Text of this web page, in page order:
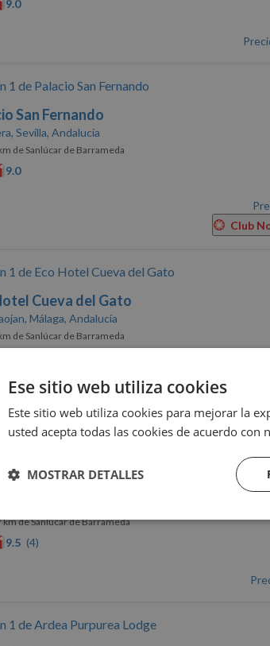
9.0
San Fernando
Sevilla, Andalucía
de Sanlúcar de Barrameda
9.0
Club
Cueva del Gato
Málaga, Andalucía
de Sanlúcar de Barrameda
Club
del Limonero
km de Sanlúcar de Barrameda
9.5 (4)
Ese sitio web utiliza cookies
Este sitio web utiliza cookies para mejorar la
usted acepta todas las cookies de acuerdo con
MOSTRAR DETALLES
Cookies
estrictamente
necesarias
Cookies de